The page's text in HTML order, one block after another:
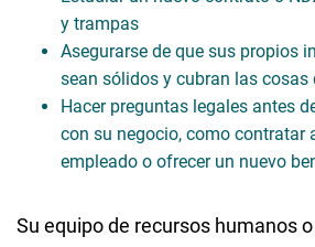
y trampas
Asegurarse de que sus propios
sean sólidos y cubran las cosas
Hacer preguntas legales antes
con su negocio, como contratar
empleado o ofrecer un nuevo
Su equipo de recursos humanos